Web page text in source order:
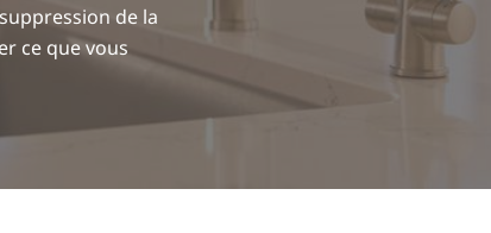
de la
ce que vous